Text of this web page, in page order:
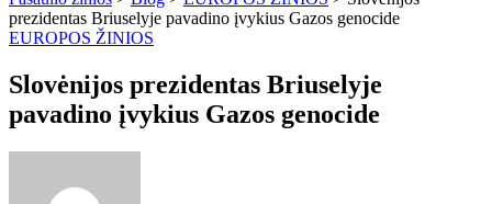
prezidentas Briuselyje pavadino įvykius Gazos genocide
EUROPOS ŽINIOS
Slovėnijos prezidentas Briuselyje
pavadino įvykius Gazos genocide